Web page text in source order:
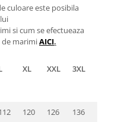
culoare este posibila
si cum se efectueaza
marimiAICI.
XL XXL 3XL
120 126 136